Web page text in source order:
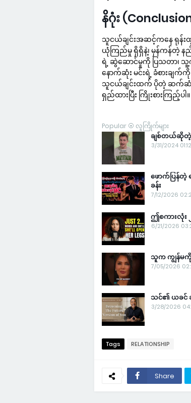
နိဂုံး
သူငယ်ချင်းအဆင့်ကနေ ရုန်
ယုံကြည်မှု ရှိရှိနဲ့၊ မှန်ကန်တဲ့ န
ရဲ့ ဆွဲဆောင်မှုကို ပြသတာ၊
နောက်ဆုံး မင်းရဲ့ ခံစားချက်
သူငယ်ချင်းထက် ပိုတဲ့ ဆက်ဆံ
ရှည်ထားပြီး ကြိုးစားကြည့်ပါ။
Popular ⦿ လူကြိုက်များ
ချစ်တယ်ဆို
3/31/2024
ဖောက်ပြန်တဲ့
ခန်း
7/12/2026
ဤစကားလုံး
6/21/2026
သူက ကျွန်မကို
7/05/2026
သင်၏ ယခင် ခ
3/28/2026
Tags RELATIONSHIP
Share